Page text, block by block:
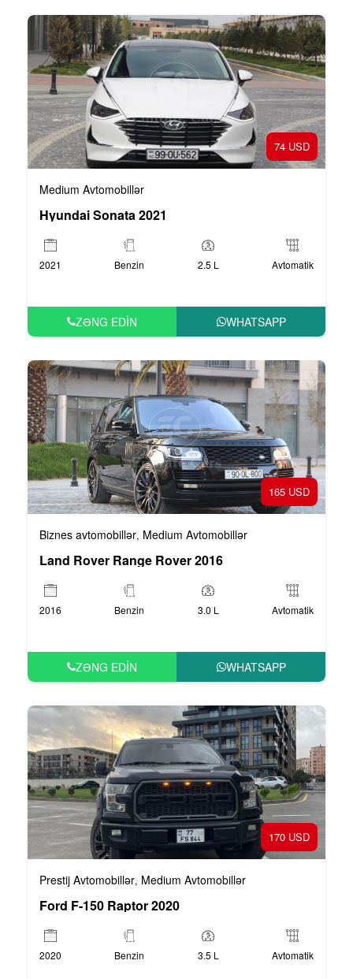
74 USD
Medium Avtomobillər
Hyundai Sonata 2021
2021 Benzin 2.5 L Avtomatik
ZƏNG EDIN WHATSAPP
165 USD
Biznes avtomobillər, Medium Avtomobillər
Land Rover Range Rover 2016
2016 Benzin 3.0 L Avtomatik
ZƏNG EDIN WHATSAPP
170 USD
Prestij Avtomobillər, Medium Avtomobillər
Ford F-150 Raptor 2020
2020 Benzin 3.5 L Avtomatik